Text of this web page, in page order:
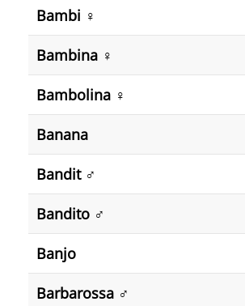
Bambi ♀️
Bambina ♀️
Bambolina ♀️
Banana
Bandit ♂️
Bandito ♂️
Banjo
Barbarossa ♂️